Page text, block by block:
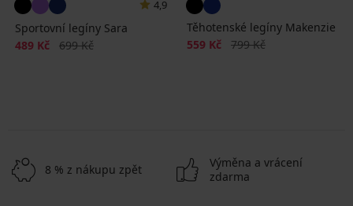
4,9
Sportovní legíny Sara
Sleva
489 Kč Původní cena
699 Kč
Těhotenské legíny Makenzie
Sleva
559 Kč Původní cena
799 Kč
8 % z nákupu zpět
Výměna a vrácení
zdarma